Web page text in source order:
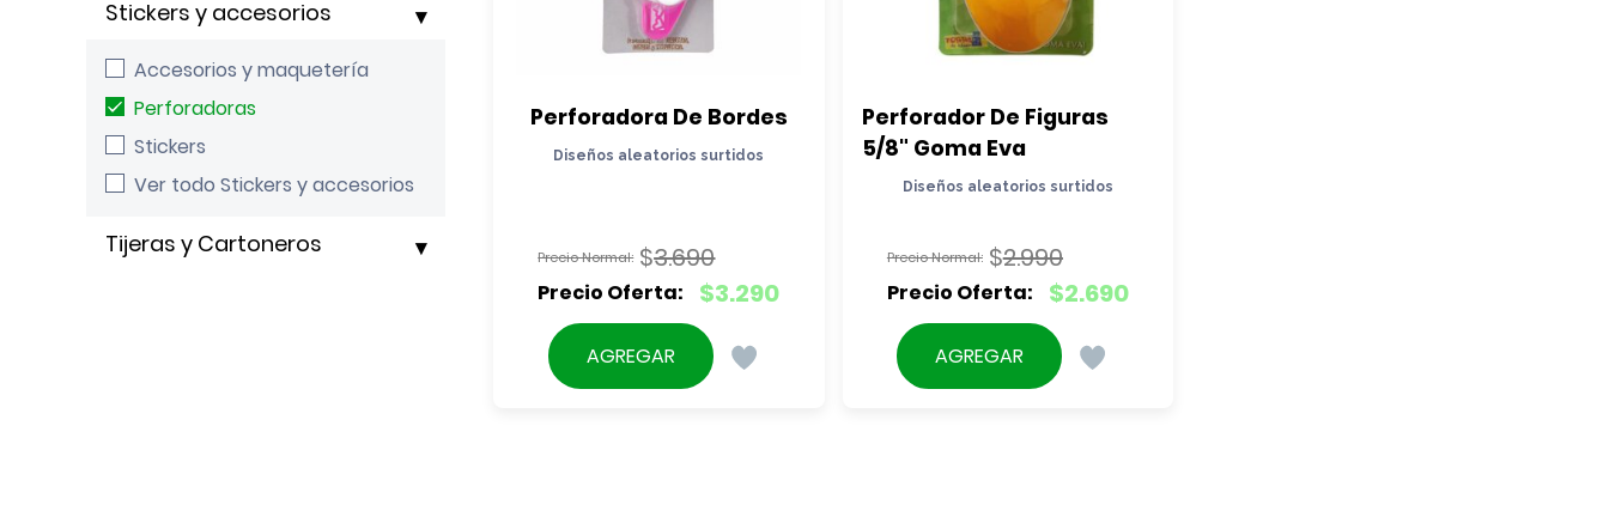
Accesorios y maquetería
Perforadoras
Stickers
Ver todo Stickers y accesorios
Stickers y accesorios
Tijeras y Cartoneros
Perforadora De Bordes
Diseños aleatorios surtidos
$3.690
El
precio
original
$3.290
El
precio
actual
AGREGAR
Perforador De Figuras
5/8" Goma Eva
Diseños aleatorios surtidos
$2.990
El
precio
original
$2.690
El
precio
actual
AGREGAR